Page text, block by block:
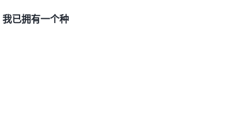
我已拥有一个种